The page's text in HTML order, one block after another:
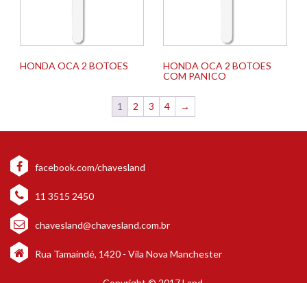
HONDA OCA 2 BOTOES
HONDA OCA 2 BOTOES
COM PANICO
1 2 3 4 →
facebook.com/chavesland
11 3515 2450
chavesland@chavesland.com.br
Rua Tamaindé, 1420 - Vila Nova Manchester